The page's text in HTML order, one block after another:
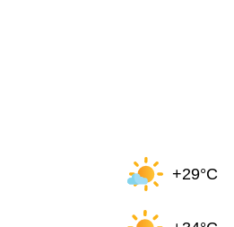
+29°C